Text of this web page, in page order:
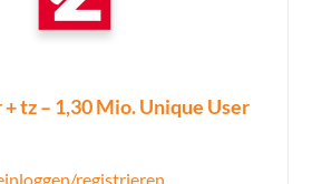
tz – 1,30 Mio. Unique User
registrieren